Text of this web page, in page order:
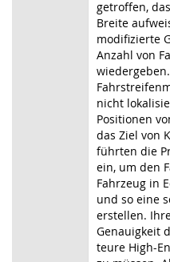
getroffen,
Breite
modifizierte
Anzahl von
nicht
Positionen
das Ziel von
führten die
ein, um den
Fahrzeug in
und so eine
erstellen.
Genauigkeit
teure High-